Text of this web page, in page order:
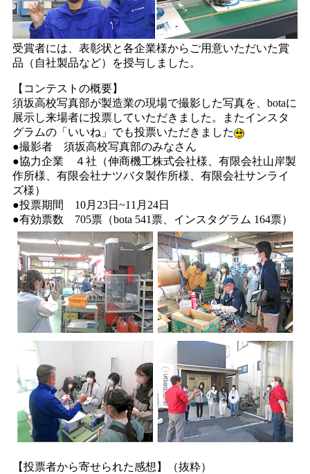
受賞者には、表彰状と各企業様からご用意いただいた賞
品（自社製品など）を授与しました。
【コンテストの概要】
須坂高校写真部が製造業の現場で撮影した写真を、botaに
展示し来場者に投票していただきました。またインスタ
グラムの「いいね」でも投票いただきました
●撮影者 須坂高校写真部のみなさん
●協力企業 ４社（伸商機工株式会社様、有限会社山岸製
作所様、有限会社ナツバタ製作所様、有限会社サンライ
ズ様）
●投票期間 10月23日~11月24日
●有効票数 705票（bota 541票、インスタグラム 164票）
【投票者から寄せられた感想】（抜粋）